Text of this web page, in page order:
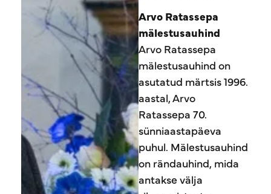
Arvo Ratassepa
mälestusauhind
Arvo Ratassepa
mälestusauhind on
asutatud märtsis 1996.
aastal, Arvo
Ratassepa 70.
sünniaastapäeva
puhul. Mälestusauhind
on rändauhind, mida
antakse välja